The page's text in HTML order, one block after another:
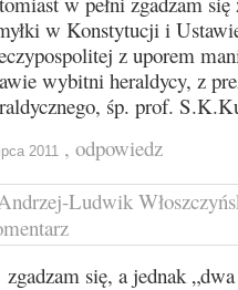
w Konstytucji i
z uporem
wybitni heraldycy, z
śp. prof.
2011 , odpowiedz
zgadzam się, a jednak